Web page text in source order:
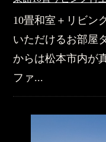
10畳和室＋リビン
いただけるお部屋
からは松本市内が
ファ...